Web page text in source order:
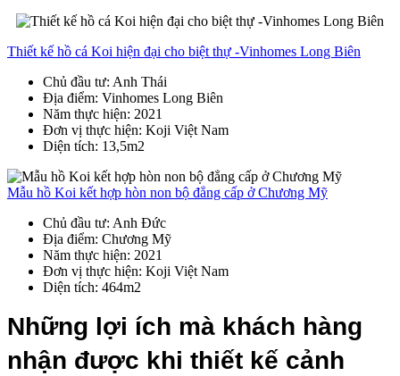
Thiết kế hồ cá Koi hiện đại cho biệt thự -Vinhomes Long Biên
Chủ đầu tư: Anh Thái
Địa điểm: Vinhomes Long Biên
Năm thực hiện: 2021
Đơn vị thực hiện: Koji Việt Nam
Diện tích: 13,5m2
Mẫu hồ Koi kết hợp hòn non bộ đẳng cấp ở Chương Mỹ
Chủ đầu tư: Anh Đức
Địa điểm: Chương Mỹ
Năm thực hiện: 2021
Đơn vị thực hiện: Koji Việt Nam
Diện tích: 464m2
Những lợi ích mà khách hàng
nhận được khi thiết kế cảnh